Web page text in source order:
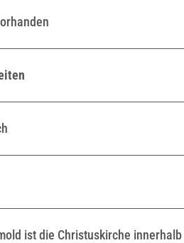
ist die Christuskirche